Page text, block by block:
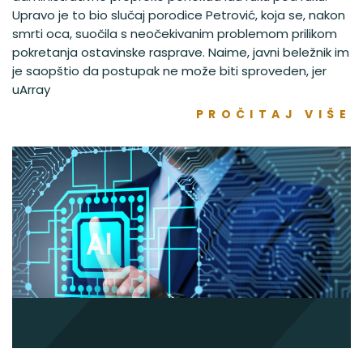
Upravo je to bio slučaj porodice Petrović, koja se, nakon
smrti oca, suočila s neočekivanim problemom prilikom
pokretanja ostavinske rasprave. Naime, javni beležnik im
je saopštio da postupak ne može biti sproveden, jer
uArray
PROČITAJ VIŠE